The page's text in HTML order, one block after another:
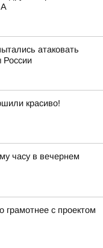
атаковать
России
красиво!
часу в вечернем
с проектом